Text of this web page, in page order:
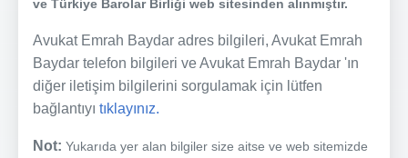
ve Türkiye Barolar Birliği web sitesinden alınmıştır.
Avukat Emrah Baydar adres bilgileri, Avukat Emrah
Baydar telefon bilgileri ve Avukat Emrah Baydar 'ın
diğer iletişim bilgilerini sorgulamak için lütfen
bağlantıyı tıklayınız.
Not: Yukarıda yer alan bilgiler size aitse ve web sitemizde